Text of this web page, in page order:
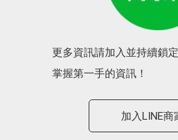
更多資訊請加入並持續鎖
掌握第一手的資訊！
加入LINE商